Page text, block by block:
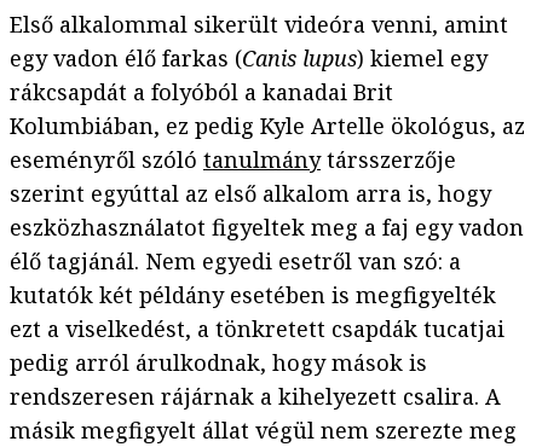
Első alkalommal sikerült videóra venni, amint
egy vadon élő farkas (Canis lupus) kiemel egy
rákcsapdát a folyóból a kanadai Brit
Kolumbiában, ez pedig Kyle Artelle ökológus, az
eseményről szóló tanulmánytársszerzője
szerint egyúttal az első alkalom arra is, hogy
eszközhasználatot figyeltek meg a faj egy vadon
élő tagjánál. Nem egyedi esetről van szó: a
kutatók két példány esetében is megfigyelték
ezt a viselkedést, a tönkretett csapdák tucatjai
pedig arról árulkodnak, hogy mások is
rendszeresen rájárnak a kihelyezett csalira. A
másik megfigyelt állat végül nem szerezte meg